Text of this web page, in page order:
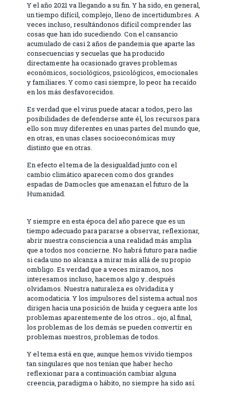
Y el año 2021 va llegando a su fin. Y ha sido, en general,
un tiempo difícil, complejo, lleno de incertidumbres. A
veces incluso, resultándonos difícil comprender las
cosas que han ido sucediendo. Con el cansancio
acumulado de casi 2 años de pandemia que aparte las
consecuencias y secuelas que ha producido
directamente ha ocasionado graves problemas
económicos, sociológicos, psicológicos, emocionales
y familiares. Y como casi siempre, lo peor ha recaído
en los más desfavorecidos.
Es verdad que el virus puede atacar a todos, pero las
posibilidades de defenderse ante él, los recursos para
ello son muy diferentes en unas partes del mundo que,
en otras, en unas clases socioeconómicas muy
distinto que en otras.
En efecto el tema de la desigualdad junto con el
cambio climático aparecen como dos grandes
espadas de Damocles que amenazan el futuro de la
Humanidad.
Y siempre en esta época del año parece que es un
tiempo adecuado para pararse a observar, reflexionar,
abrir nuestra consciencia a una realidad más amplia
que a todos nos concierne. No habrá futuro para nadie
si cada uno no alcanza a mirar más allá de su propio
ombligo. Es verdad que a veces miramos, nos
interesamos incluso, hacemos algo y…después
olvidamos. Nuestra naturaleza es olvidadiza y
acomodaticia. Y los impulsores del sistema actual nos
dirigen hacia una posición de huida y ceguera ante los
problemas aparentemente de los otros… ojo, al final,
los problemas de los demás se pueden convertir en
problemas nuestros, problemas de todos.
Y el tema está en que, aunque hemos vivido tiempos
tan singulares que nos tenían que haber hecho
reflexionar para a continuación cambiar alguna
creencia, paradigma o hábito, no siempre ha sido así.